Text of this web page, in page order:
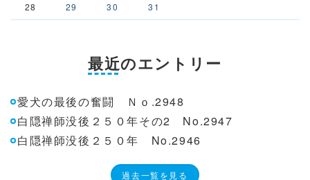
28 29 30 31
最近のエントリー
愛犬の最後の奮闘 Ｎｏ.2948
白隠禅師没後２５０年その2 No.2947
白隠禅師没後２５０年 No.2946
過去一覧を見る